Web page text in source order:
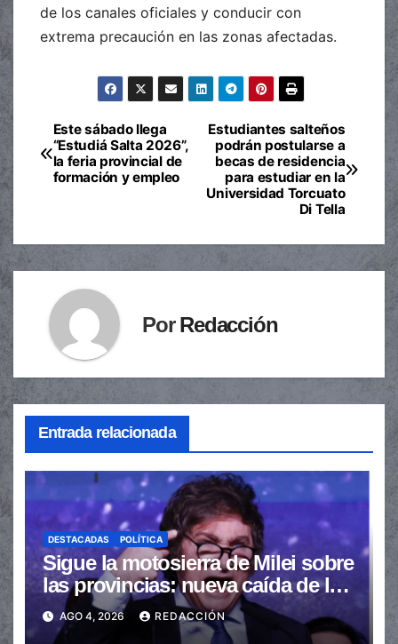
de los canales oficiales y conducir con
extrema precaución en las zonas afectadas.
Navegación
de
Estudiantes salteños
podrán postularse a
becas de residencia
para estudiar en la
Universidad Torcuato
Di Tella
Este sábado llega
“Estudiá Salta 2026”,
la feria provincial de
formación y empleo
PorRedacción
Entrada relacionada
DESTACADAS POLÍTICA
Sigue la motosierra de Milei sobre
las provincias: nueva caída de las
transferencias no automáticas
AGO 4, 2026 REDACCIÓN